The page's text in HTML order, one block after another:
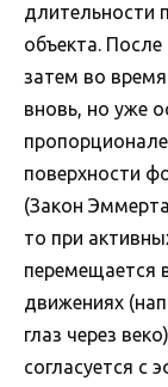
длительности
объекта. После
затем во
вновь, но уже
поверхности
(Закон
то при
перемещается
движениях
глаз через
согласуется с